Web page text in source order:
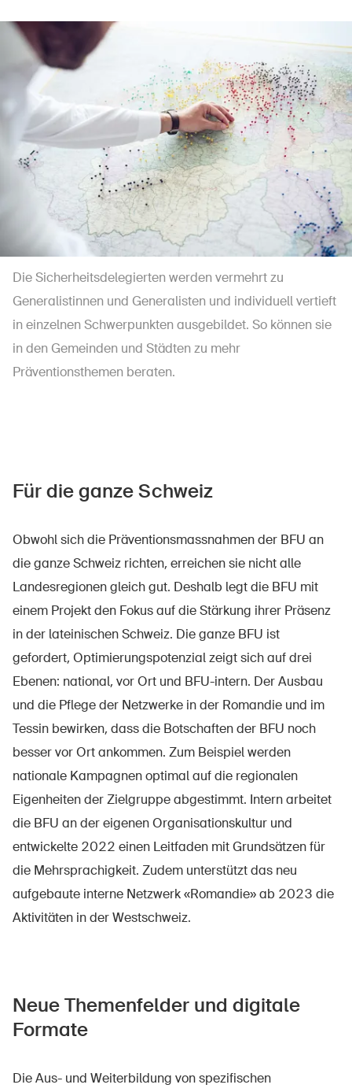
Die Sicherheitsdelegierten werden vermehrt zu
Generalistinnen und Generalisten und individuell vertieft
in einzelnen Schwerpunkten ausgebildet. So können sie
in den Gemeinden und Städten zu mehr
Präventionsthemen beraten.
Für die ganze Schweiz
Obwohl sich die Präventionsmassnahmen der BFU an
die ganze Schweiz richten, erreichen sie nicht alle
Landesregionen gleich gut. Deshalb legt die BFU mit
einem Projekt den Fokus auf die Stärkung ihrer Präsenz
in der lateinischen Schweiz. Die ganze BFU ist
gefordert, Optimierungspotenzial zeigt sich auf drei
Ebenen: national, vor Ort und BFU-intern. Der Ausbau
und die Pflege der Netzwerke in der Romandie und im
Tessin bewirken, dass die Botschaften der BFU noch
besser vor Ort ankommen. Zum Beispiel werden
nationale Kampagnen optimal auf die regionalen
Eigenheiten der Zielgruppe abgestimmt. Intern arbeitet
die BFU an der eigenen Organisationskultur und
entwickelte 2022 einen Leitfaden mit Grundsätzen für
die Mehrsprachigkeit. Zudem unterstützt das neu
aufgebaute interne Netzwerk «Romandie» ab 2023 die
Aktivitäten in der Westschweiz.
Neue Themenfelder und digitale
Formate
Die Aus- und Weiterbildung von spezifischen